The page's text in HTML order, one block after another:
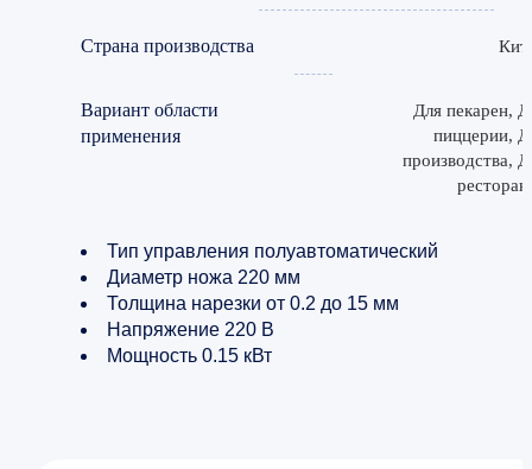
Страна производства
Вариант области
применения
Для пекарен,
пиццерии,
производства,
Тип управления полуавтоматический
Диаметр ножа 220 мм
Толщина нарезки от 0.2 до 15 мм
Напряжение 220 В
Мощность 0.15 кВт